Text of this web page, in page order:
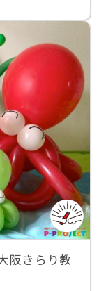
阪きらり教